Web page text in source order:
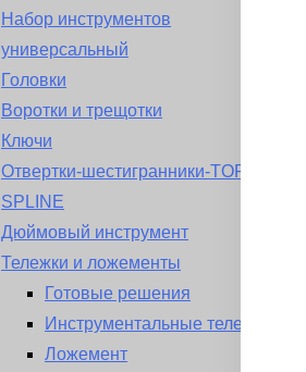
Набор инструментов
универсальный
Головки
Воротки и трещотки
Ключи
Отвертки-шестигранники-TORX-
SPLINE
Дюймовый инструмент
Тележки и ложементы
Готовые решения
Инструментальные тележки
Ложемент